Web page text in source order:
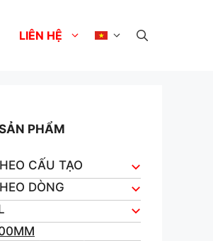
LIÊN HỆ
PHẨM
CẤU TẠO
DÒNG